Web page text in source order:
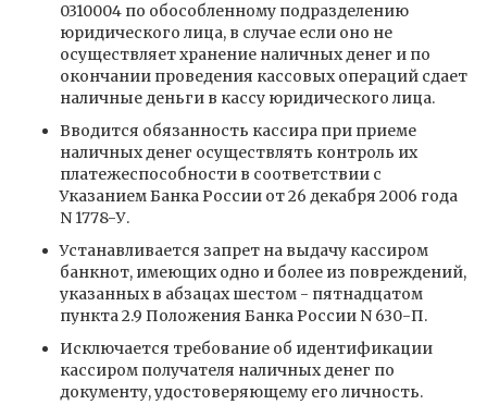
0310004 по обособленному подразделению
юридического лица, в случае если оно не
осуществляет хранение наличных денег и по
окончании проведения кассовых операций сдает
наличные деньги в кассу юридического лица.
Вводится обязанность кассира при приеме
наличных денег осуществлять контроль их
платежеспособности в соответствии с
Указанием Банка России от 26 декабря 2006 года
N 1778-У.
Устанавливается запрет на выдачу кассиром
банкнот, имеющих одно и более из повреждений,
указанных в абзацах шестом - пятнадцатом
пункта 2.9 Положения Банка России N 630-П.
Исключается требование об идентификации
кассиром получателя наличных денег по
документу, удостоверяющему его личность.